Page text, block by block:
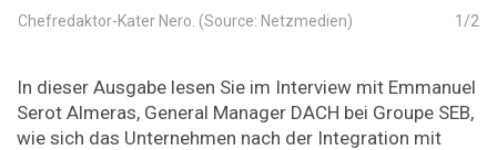
1 /2
Chefredaktor-Kater Nero. (Source: Netzmedien)
In dieser Ausgabe lesen Sie im Interview mit Emmanuel
Serot Almeras, General Manager DACH bei Groupe SEB,
wie sich das Unternehmen nach der Integration mit